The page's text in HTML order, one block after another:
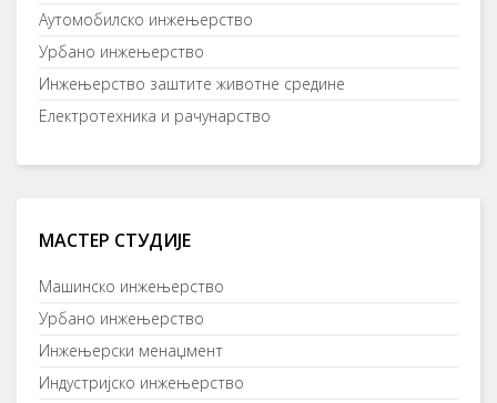
Аутомобилско инжењерство
Урбано инжењерство
Инжењерство заштите животне средине
Електротехника и рачунарство
МАСТЕР СТУДИЈЕ
Машинско инжењерство
Урбано инжењерство
Инжењерски менаџмент
Индустријско инжењерство